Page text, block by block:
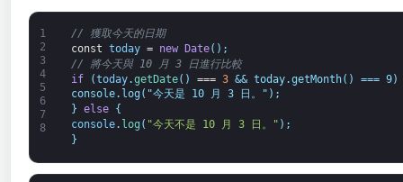
1
2
3
4
5
6
7
8
// 獲取今天的日期
const today = new Date( ) ;
// 將今天與 10 月 3 日進行比較
if
(today.getDate( ) === 3 && today.getMonth() ===
console.log("今天是 10 月 3 日。");
} else
{
console. log ( "今天不是 10 月 3 日。" ) ;
}